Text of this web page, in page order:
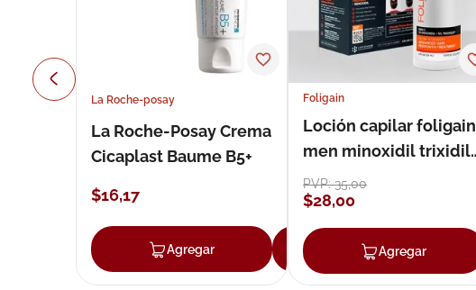
La Roche-posay
La Roche-Posay Crema
Cicaplast Baume B5+
$16,17
Agregar Agregar
Foligain
Loción capilar foligain
men minoxidil trixidil
loción 59 ml
PVP:35,00
$28,00
Agregar